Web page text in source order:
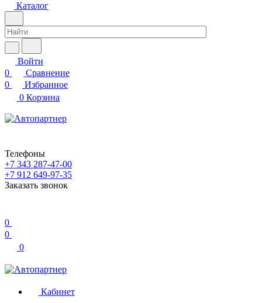
Каталог
Войти
0
Сравнение
0
Избранное
0 Корзина
Телефоны
+7 343 287-47-00
+7 912 649-97-35
Заказать звонок
0
0
0
Кабинет